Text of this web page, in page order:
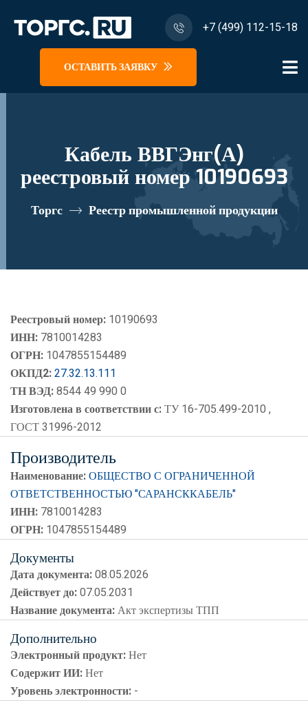
+7 (499) 112-15-18
ОСТАВИТЬ ЗАЯВКУ
Кабель ВВГЭнг(А)
реестровый номер 10190693
Торгс Реестр промышленной продукции
Реестровый номер: 10190693
ИНН: 7810014283
ОГРН: 1047855154489
ОКПД2:27.32.13.111
ТН ВЭД:8544 49 990 0
Изготовлена в соответствии с:ТУ 16-705.499-2010 ,
ГОСТ 31996-2012
Производитель
Наименование:ОБЩЕСТВО С ОГРАНИЧЕННОЙ
ОТВЕТСТВЕННОСТЬЮ "САРАНСККАБЕЛЬ"
ИНН: 7810014283
ОГРН: 1047855154489
Документы
Дата документа:08.05.2026
Действует до:07.05.2031
Название документа:Акт экспертизы ТПП
Дополнительно
Электронный продукт:Нет
Содержит ИИ:Нет
Уровень электронности: -